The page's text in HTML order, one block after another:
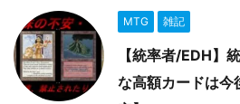
MTG 雑記
【統率者/EDH】
な高額カードは今